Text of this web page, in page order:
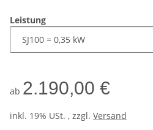
Leistung
ab 2.190,00 €
inkl. 19% USt. , zzgl. Versand